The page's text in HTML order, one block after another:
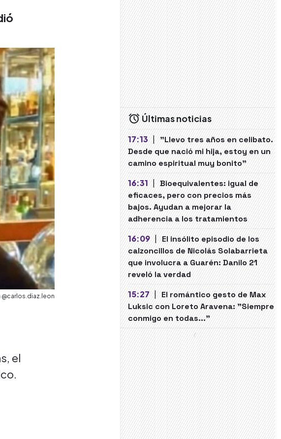
el
Últimas noticias
17:13 | "Llevo tres años en celibato.
Desde que nació mi hija, estoy en un
camino espiritual muy bonito"
16:31 | Bioequivalentes: igual de
eficaces, pero con precios más
bajos. Ayudan a mejorar la
adherencia a los tratamientos
16:09 | El insólito episodio de los
calzoncillos de Nicolás Solabarrieta
que involucra a Guarén: Danilo 21
reveló la verdad
15:27 | El romántico gesto de Max
Luksic con Loreto Aravena: "Siempre
conmigo en todas..."